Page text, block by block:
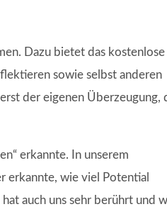
Dazu bietet das kostenlose
sowie selbst anderen
der eigenen Überzeugung,
erkannte. In unserem
erkannte, wie viel Potential
auch uns sehr berührt und